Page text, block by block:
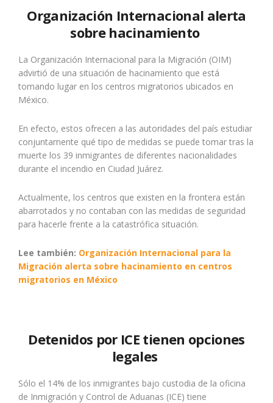
Organización Internacional alerta
sobre hacinamiento
La Organización Internacional para la Migración (OIM)
advirtió de una situación de hacinamiento que está
tomando lugar en los centros migratorios ubicados en
México.
En efecto, estos ofrecen a las autoridades del país estudiar
conjuntamente qué tipo de medidas se puede tomar tras la
muerte los 39 inmigrantes de diferentes nacionalidades
durante el incendio en Ciudad Juárez.
Actualmente, los centros que existen en la frontera están
abarrotados y no contaban con las medidas de seguridad
para hacerle frente a la catastrófica situación.
Lee también: Organización Internacional para la
Migración alerta sobre hacinamiento en centros
migratorios en México
Detenidos por ICE tienen opciones
legales
Sólo el 14% de los inmigrantes bajo custodia de la oficina
de Inmigración y Control de Aduanas (ICE) tiene